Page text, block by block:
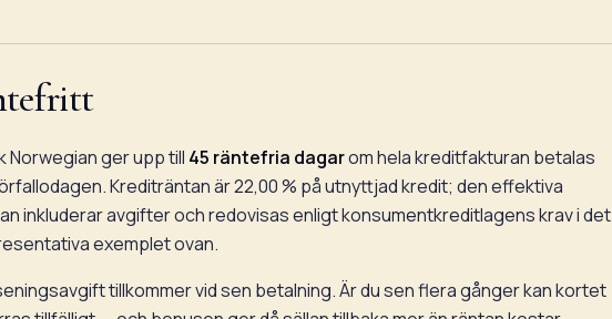
Norwegian ger upp till 45 räntefria dagarom hela kreditfakturan betalas
Krediträntan är 22,00 % på utnyttjad kredit; den effektiva
inkluderar avgifter och redovisas enligt konsumentkreditlagens krav i det
exemplet ovan.
tillkommer vid sen betalning. Är du sen flera gånger kan kortet